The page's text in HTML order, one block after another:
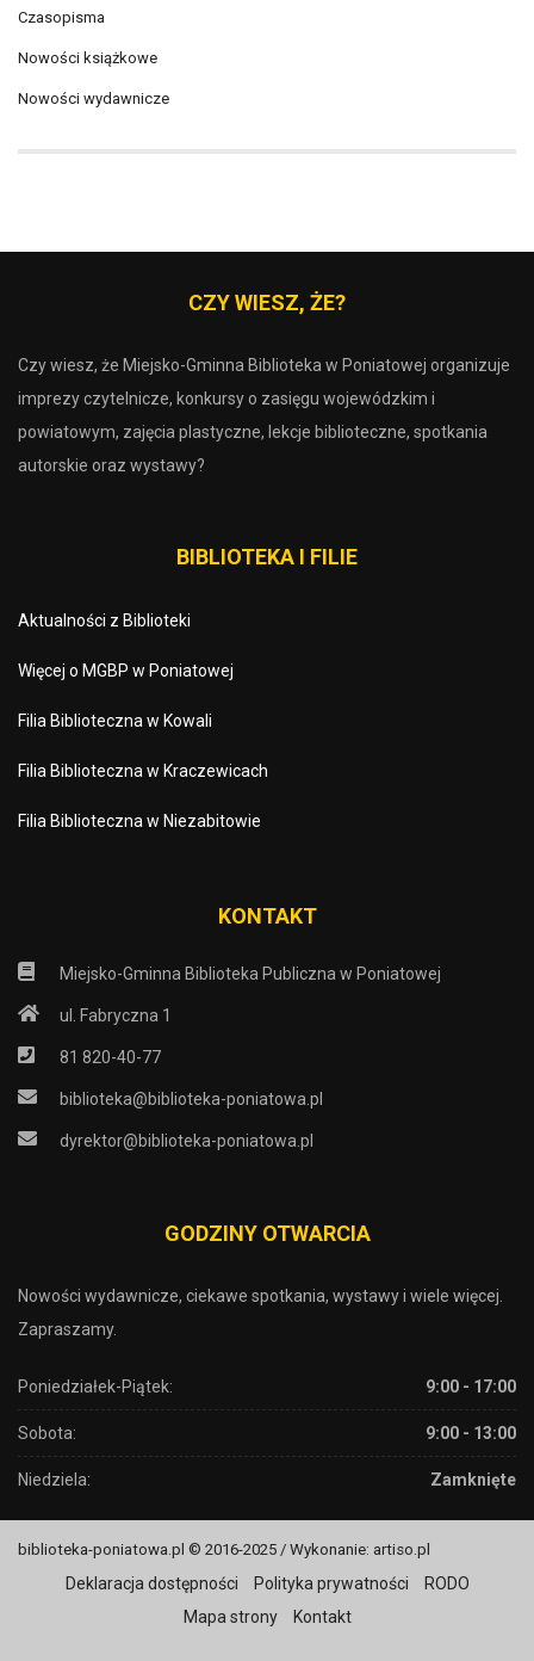
Czasopisma
Nowości książkowe
Nowości wydawnicze
CZY WIESZ, ŻE?
Czy wiesz, że Miejsko-Gminna Biblioteka w Poniatowej organizuje
imprezy czytelnicze, konkursy o zasięgu wojewódzkim i
powiatowym, zajęcia plastyczne, lekcje biblioteczne, spotkania
autorskie oraz wystawy?
BIBLIOTEKA I FILIE
Aktualności z Biblioteki
Więcej o MGBP w Poniatowej
Filia Biblioteczna w Kowali
Filia Biblioteczna w Kraczewicach
Filia Biblioteczna w Niezabitowie
KONTAKT
Miejsko-Gminna Biblioteka Publiczna w Poniatowej
ul. Fabryczna 1
81 820-40-77
biblioteka@biblioteka-poniatowa.pl
dyrektor@biblioteka-poniatowa.pl
GODZINY OTWARCIA
Nowości wydawnicze, ciekawe spotkania, wystawy i wiele więcej.
Zapraszamy.
Poniedziałek-Piątek: 9:00 - 17:00
Sobota: 9:00 - 13:00
Niedziela: Zamknięte
biblioteka-poniatowa.pl © 2016-2025 / Wykonanie: artiso.pl
Deklaracja dostępności Polityka prywatności
RODO
Mapa strony
Kontakt